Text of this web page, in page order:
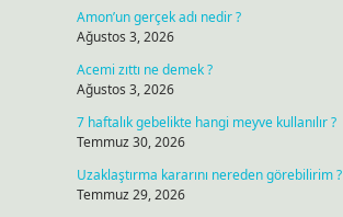
Amon’un gerçek adı nedir ?
Ağustos 3, 2026
Acemi zıttı ne demek ?
Ağustos 3, 2026
7 haftalık gebelikte hangi meyve kullanılır ?
Temmuz 30, 2026
Uzaklaştırma kararını nereden görebilirim ?
Temmuz 29, 2026